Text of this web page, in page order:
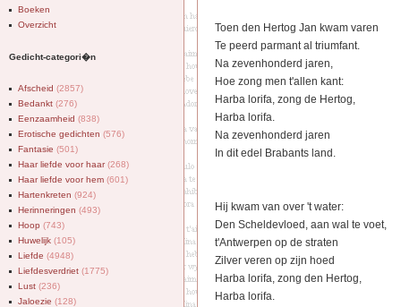
Toen den Hertog Jan kwam varen
Te peerd parmant al triumfant.
Na zevenhonderd jaren,
Hoe zong men t'allen kant:
Harba lorifa, zong de Hertog,
Harba lorifa.
Na zevenhonderd jaren
In dit edel Brabants land.
Hij kwam van over 't water:
Den Scheldevloed, aan wal te voet,
t'Antwerpen op de straten
Zilver veren op zijn hoed
Harba lorifa, zong den Hertog,
Harba lorifa.
Boeken
Overzicht
Gedicht-categori�n
Afscheid (2857)
Bedankt (276)
Eenzaamheid (838)
Erotische gedichten (576)
Fantasie (501)
Haar liefde voor haar(268)
Haar liefde voor hem (601)
Hartenkreten (924)
Herinneringen (493)
Hoop (743)
Huwelijk (105)
Liefde (4948)
Liefdesverdriet (1775)
Lust (236)
Jaloezie (128)